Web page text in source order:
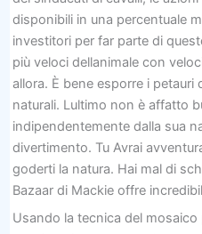
disponibili in una percentuale
investitori per far parte di
più veloci dellanimale con
allora. È bene esporre i petauri
naturali. Lultimo non è affatto
indipendentemente dalla sua
divertimento. Tu Avrai
goderti la natura. Hai mal di
Bazaar di Mackie offre
Usando la tecnica del